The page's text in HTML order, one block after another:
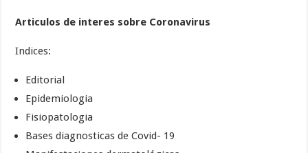
Articulos de interes sobre Coronavirus
Indices:
Editorial
Epidemiologia
Fisiopatologia
Bases diagnosticas de Covid- 19